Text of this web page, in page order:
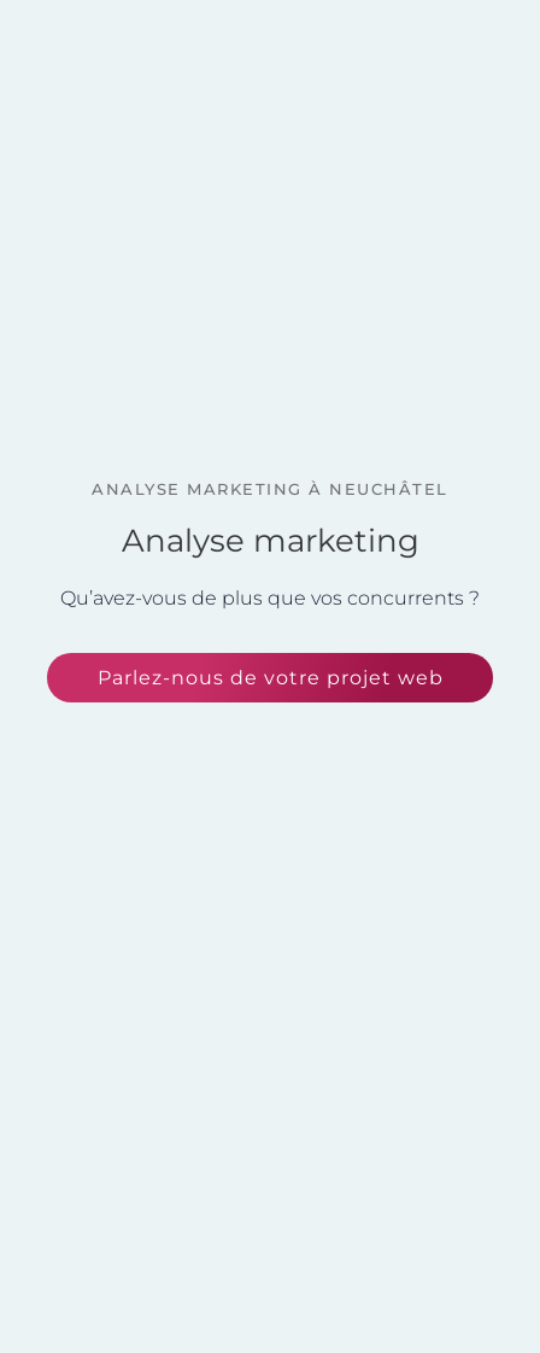
ANALYSE MARKETING À NEUCHÂTEL
Analyse marketing
Qu’avez-vous de plus que vos concurrents ?
Parlez-nous de votre projet web